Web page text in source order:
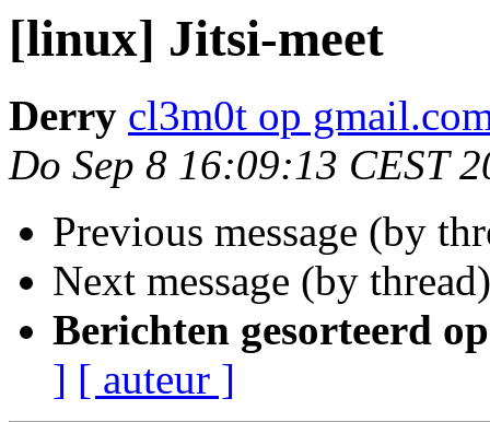
[linux] Jitsi-meet
Derry cl3m0t op
Do Sep 8 16:09:13 CEST
Previous message (by
Next message (by
Berichten gesorteerd
] [ auteur ]